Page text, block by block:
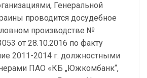
Генеральной
проводится досудебное
производстве №
от 28.10.2016 по факту
2011-2014 г. должностными
ПАО «КБ „Южкомбанк“,